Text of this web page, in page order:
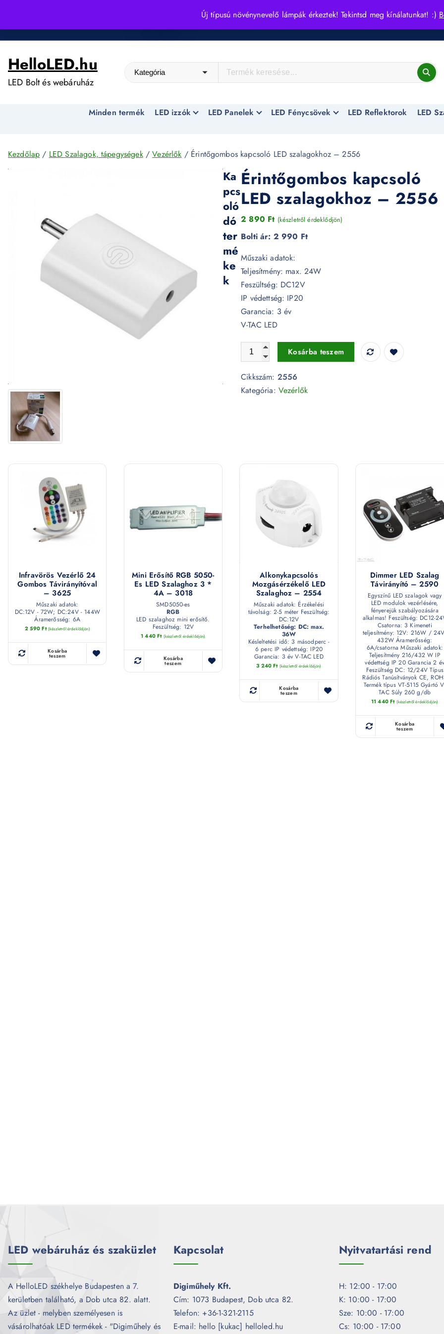
Új típusú növénynevelő lámpák érkeztek! Tekintsd meg kínálatunkat! :)
i
HelloLED.hu
LED Bolt és webáruház
Minden termék LED izzók LED Panelek LED Fénycsövek LED Reflektorok LED
Kezdőlap / LED Szalagok, tápegységek/Vezérlők / Érintőgombos kapcsoló LED szalagokhoz – 2556
Érintőgombos kapcsoló
LED szalagokhoz – 2556
2 890 Ft (készletről érdeklődjön)
Bolti ár: 2 990 Ft
Műszaki adatok:
Teljesítmény: max. 24W
Feszültség: DC12V
IP védettség: IP20
Garancia: 3 év
V-TAC LED
Érintőgombos kapcsoló LED szalagokhoz - 2556 mennyiség
Kosárba teszem
Cikkszám: 2556
Kategória: Vezérlők
Ka
pcs
oló
dó
ter
mé
ke
k
Infravörös Vezérlő 24
Gombos Távirányítóval
– 3625
Műszaki adatok:
DC:12V - 72W; DC:24V - 144W
Áramerősség: 6A
2 590Ft (készletről érdeklődjön)
Kosárba
teszem
Mini Erősítő RGB 5050-
Es LED Szalaghoz 3 *
4A – 3018
SMD5050-es
RGB
LED szalaghoz mini erősítő.
Feszültség: 12V
1 440Ft (készletről érdeklődjön)
Kosárba
teszem
Alkonykapcsolós
Mozgásérzékelő LED
Szalaghoz – 2554
Műszaki adatok: Érzékelési
távolság: 2-5 méter Feszültség:
DC:12V
Terhelhetőség: DC: max.
36W
Késleltetési idő: 3 másodperc -
6 perc IP védettség: IP20
Garancia: 3 év V-TAC LED
3 240Ft (készletről érdeklődjön)
Kosárba
teszem
Dimmer LED Szalag
Távirányító – 2590
Egyszínű LED szalagok vagy
LED modulok vezérlésére,
fényerejük szabályozására
alkalmas! Feszültség: DC12-
Csatorna: 3 Kimeneti
teljesítmény: 12V: 216W /
432W Áramerősség:
6A/csatorna Műszaki adatok:
Teljesítmény 216/432 W IP
védettség IP 20 Garancia 2 év
Feszültség DC: 12/24V Típus
Rádiós Tanúsítványok CE,
Termék típus VT-5115 Gyártó
TAC Súly 260 g/db
11 440Ft (készletről érdeklődjön)
Kosárba
teszem
LED webáruház és szaküzlet
A HelloLED székhelye Budapesten a 7.
kerületben található, a Dob utca 82. alatt.
Az üzlet - melyben személyesen is
vásárolhatóak LED termékek - "Digiműhely és
Kapcsolat
Digiműhely Kft.
Cím: 1073 Budapest, Dob utca 82.
Telefon: +36-1-321-2115
E-mail: hello [kukac] helloled.hu
Nyitvatartási rend
H: 12:00 - 17:00
K: 10:00 - 17:00
Sze: 10:00 - 17:00
Cs: 10:00 - 17:00